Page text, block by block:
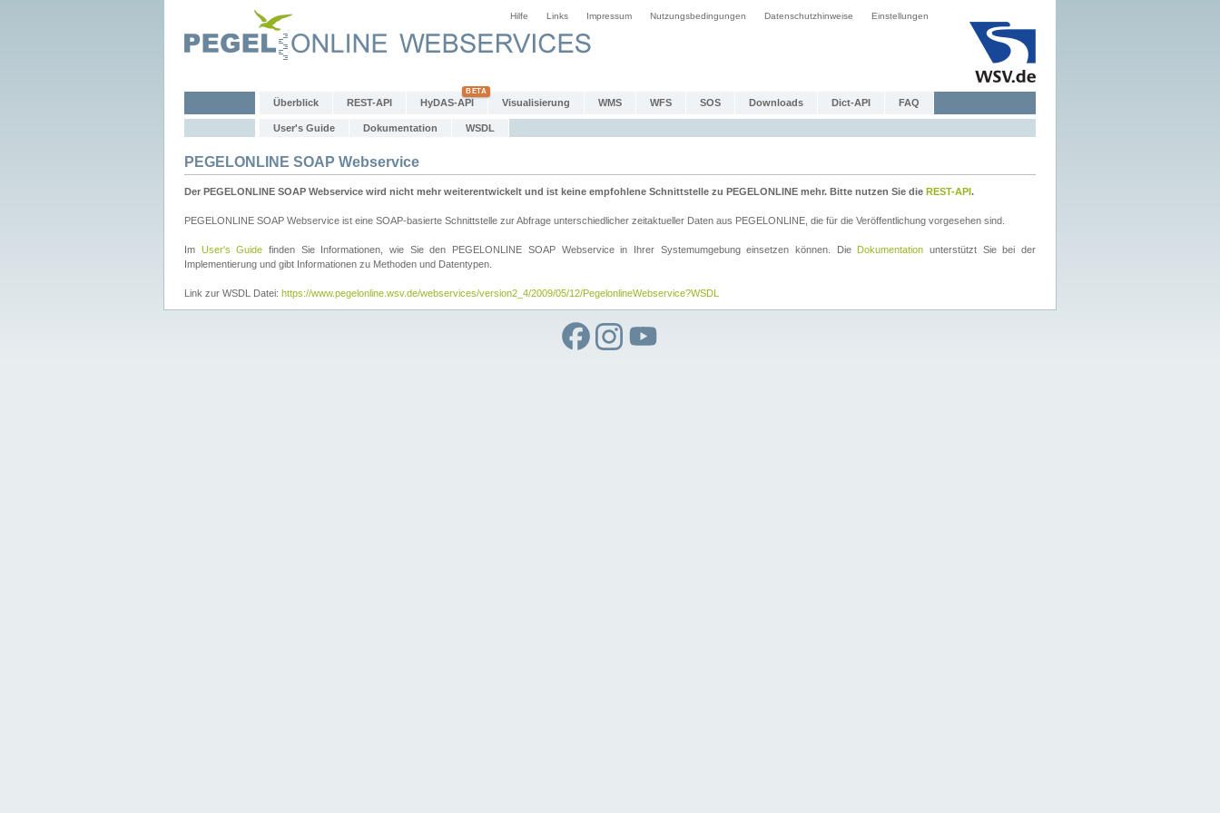
Hilfe Links Impressum Nutzungsbedingungen Datenschutzhinweise Einstellungen
Überblick REST-API HyDAS-API Visualisierung WMS WFS SOS Downloads Dict-API FAQ
User's Guide Dokumentation WSDL
PEGELONLINE SOAP Webservice
Der PEGELONLINE SOAP Webservice wird nicht mehr weiterentwickelt und ist keine empfohlene Schnittstelle zu PEGELONLINE mehr. Bitte nutzen Sie die REST-API.
PEGELONLINE SOAP Webservice ist eine SOAP-basierte Schnittstelle zur Abfrage unterschiedlicher zeitaktueller Daten aus PEGELONLINE, die für die Veröffentlichung vorgesehen sind.
Im User's Guide finden Sie Informationen, wie Sie den PEGELONLINE SOAP Webservice in Ihrer Systemumgebung einsetzen können. Die Dokumentation unterstützt Sie bei der
Implementierung und gibt Informationen zu Methoden und Datentypen.
Link zur WSDL Datei: https://www.pegelonline.wsv.de/webservices/version2_4/2009/05/12/PegelonlineWebservice?WSDL